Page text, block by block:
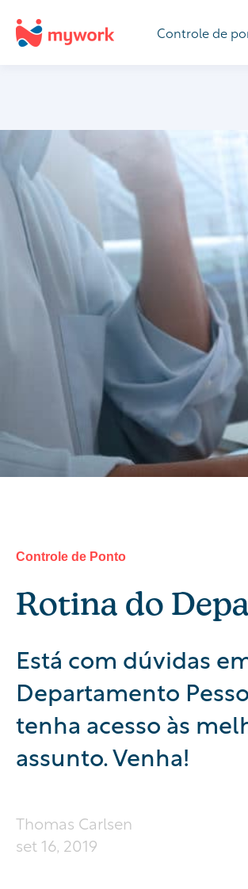
Controle de
Controle de Ponto
Rotina do
Está com dúvidas
Departamento
tenha acesso às
assunto. Venha!
Thomas Carlsen
set 16, 2019